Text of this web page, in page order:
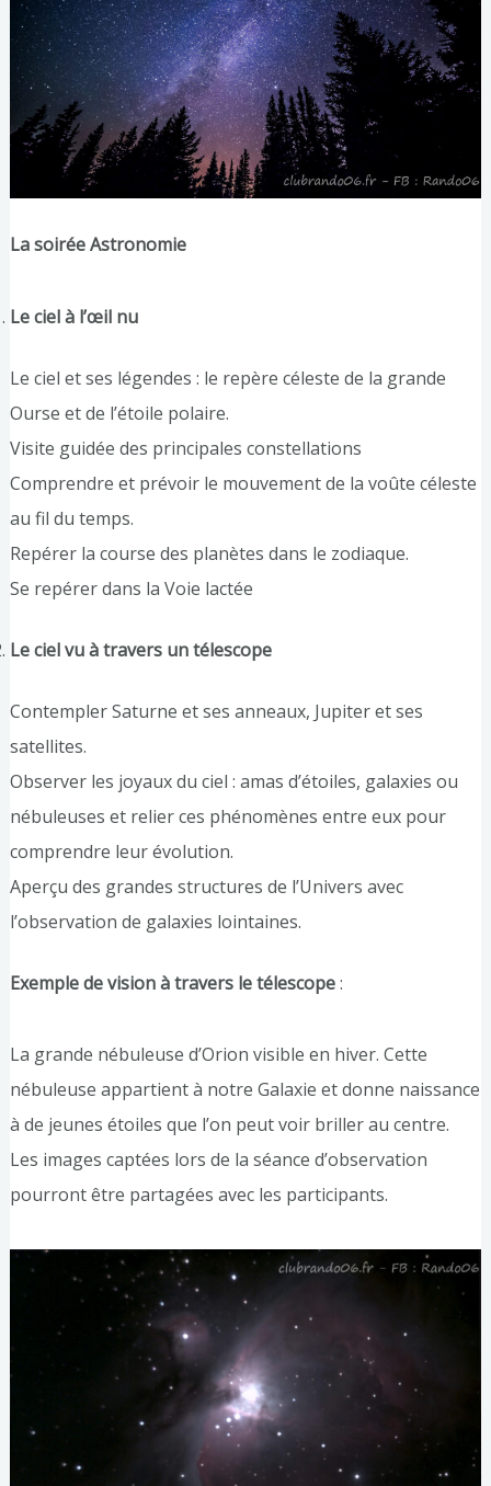
La soirée Astronomie
Le ciel à l’œil nu
Le ciel et ses légendes : le repère céleste de la grande
Ourse et de l’étoile polaire.
Visite guidée des principales constellations
Comprendre et prévoir le mouvement de la voûte céleste
au fil du temps.
Repérer la course des planètes dans le zodiaque.
Se repérer dans la Voie lactée
Le ciel vu à travers un télescope
Contempler Saturne et ses anneaux, Jupiter et ses
satellites.
Observer les joyaux du ciel : amas d’étoiles, galaxies ou
nébuleuses et relier ces phénomènes entre eux pour
comprendre leur évolution.
Aperçu des grandes structures de l’Univers avec
l’observation de galaxies lointaines.
Exemple de vision à travers le télescope:
La grande nébuleuse d’Orion visible en hiver. Cette
nébuleuse appartient à notre Galaxie et donne naissance
à de jeunes étoiles que l’on peut voir briller au centre.
Les images captées lors de la séance d’observation
pourront être partagées avec les participants.